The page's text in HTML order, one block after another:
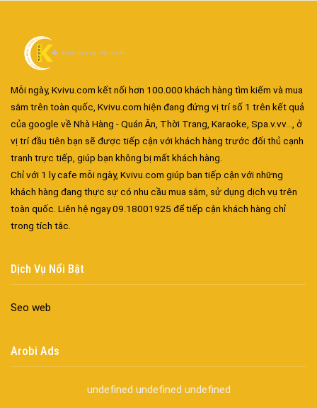
Mỗi ngày, Kvivu.com kết nối hơn 100.000 khách hàng tìm kiếm và mua
sắm trên toàn quốc, Kvivu.com hiện đang đứng vị trí số 1 trên kết quả
của google về Nhà Hàng - Quán Ăn, Thời Trang, Karaoke, Spa.v.vv..., ở
vị trí đầu tiên bạn sẽ được tiếp cận với khách hàng trước đối thủ cạnh
tranh trực tiếp, giúp bạn không bị mất khách hàng.
Chỉ với 1 ly cafe mỗi ngày, Kvivu.com giúp bạn tiếp cận với những
khách hàng đang thực sự có nhu cầu mua sắm, sử dụng dịch vụ trên
toàn quốc. Liên hệ ngay 09.18001925 để tiếp cận khách hàng chỉ
trong tích tắc.
Dịch Vụ Nổi Bật
Seo web
Arobi Ads
undefined undefined undefined
Đa dạng màu sắc cửa nhôm – Tối ưu màu sắc Kiến Trúc
Cửa nhôm chống gió mưa – Hiên ngang giữa thời tiết khắc
nghiệt
Cửa nhôm kín nước kín khí – Bình yên với những tác nhân bên
Cửa nhôm thông gió – Đưa sinh khí vào ngôi nhà của bạn
Cửa nhôm xếp trượt – Kết nối không gian sống
Cửa nhôm trượt view lớn – Nâng tầm đẳng cấp sống
Cửa thép vân gỗ Nhật Bản – Mảnh ghép cho phong cách kiến